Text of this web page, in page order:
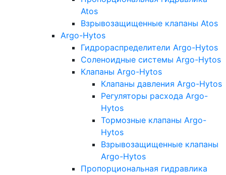
Atos
Взрывозащищенные клапаны Atos
Argo-Hytos
Гидрораспределители Argo-Hytos
Соленоидные системы Argo-Hytos
Клапаны Argo-Hytos
Клапаны давления Argo-Hytos
Регуляторы расхода Argo-
Hytos
Тормозные клапаны Argo-
Hytos
Взрывозащищенные клапаны
Argo-Hytos
Пропорциональная гидравлика